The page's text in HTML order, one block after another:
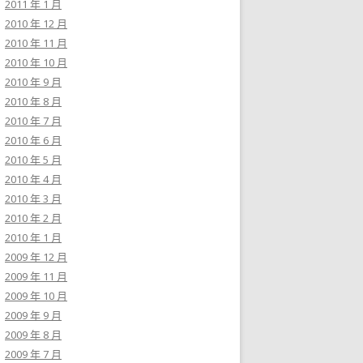
2011 年 1 月
2010 年 12 月
2010 年 11 月
2010 年 10 月
2010 年 9 月
2010 年 8 月
2010 年 7 月
2010 年 6 月
2010 年 5 月
2010 年 4 月
2010 年 3 月
2010 年 2 月
2010 年 1 月
2009 年 12 月
2009 年 11 月
2009 年 10 月
2009 年 9 月
2009 年 8 月
2009 年 7 月